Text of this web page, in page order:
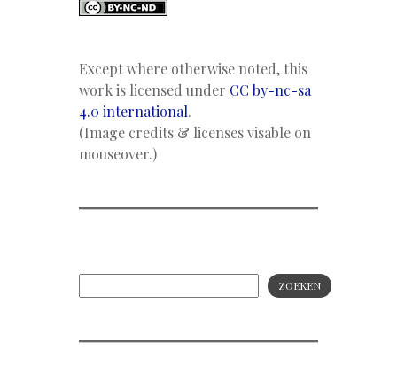
Except where otherwise noted, this
work is licensed under CC by-nc-sa
4.0 international.
(Image credits & licenses visable on
mouseover.)
ZOEKEN